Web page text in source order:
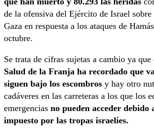
de la ofensiva del Ejército de Israel sobre
Gaza en respuesta a los ataques de
octubre.
Se trata de cifras sujetas a cambio ya que
Salud de la Franja ha recordado que
siguen bajo los escombros y hay otro
cadáveres en las carreteras a los que los
emergencias no pueden acceder debido
impuesto por las tropas israelíes.